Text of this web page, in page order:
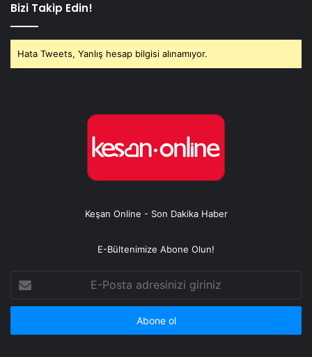
Bizi Takip Edin!
Hata Tweets, Yanlış hesap bilgisi alınamıyor.
Keşan Online - Son Dakika Haber
E-Bültenimize Abone Olun!
Posta
adresinizi